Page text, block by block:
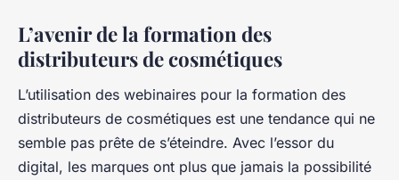
L’avenir de la formation des
distributeurs de cosmétiques
L’utilisation des webinaires pour la formation des
distributeurs de cosmétiques est une tendance qui ne
semble pas prête de s’éteindre. Avec l’essor du
digital, les marques ont plus que jamais la possibilité